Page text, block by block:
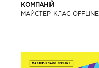
КОМПАНІЙ
МАЙСТЕР-КЛАС OFFLINE